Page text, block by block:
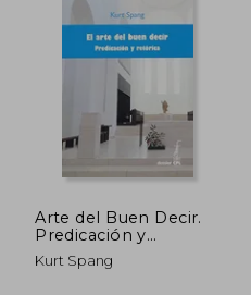
Arte del Buen Decir.
Predicación y
Retórica, el
Kurt Spang